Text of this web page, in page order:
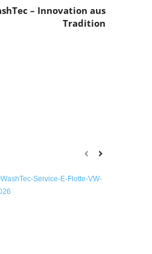
– Innovation aus
Tradition